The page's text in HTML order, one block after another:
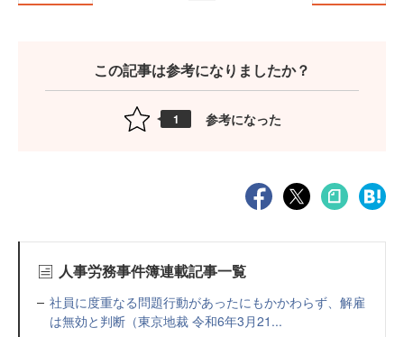
この記事は参考になりましたか？
1 参考になった
人事労務事件簿連載記事一覧
社員に度重なる問題行動があったにもかかわらず、解雇
は無効と判断（東京地裁 令和6年3月21...